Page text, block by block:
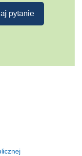
pytanie